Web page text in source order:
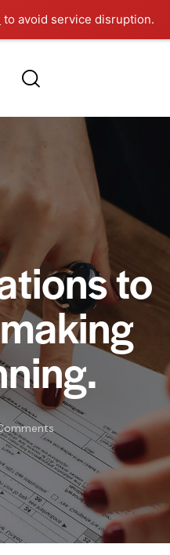
to avoid service disruption.
to